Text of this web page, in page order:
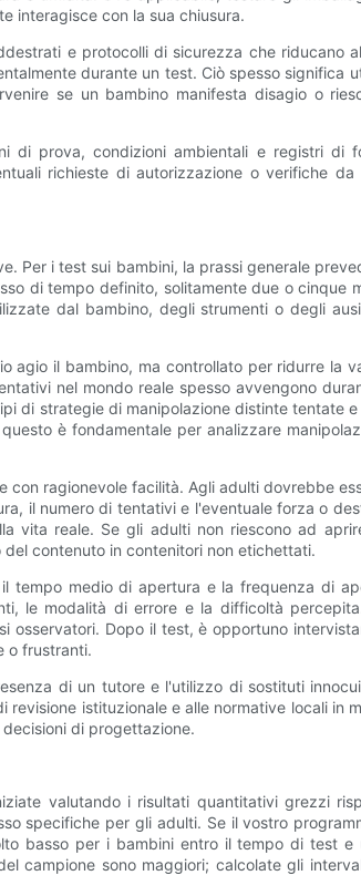
interagisce con la sua chiusura.
e protocolli di sicurezza che riducano
durante un test. Ciò spesso significa
se un bambino manifesta disagio o
di prova, condizioni ambientali e registri di
richieste di autorizzazione o verifiche
Per i test sui bambini, la prassi generale
di tempo definito, solitamente due o cinque
dal bambino, degli strumenti o degli
agio il bambino, ma controllato per ridurre la
nel mondo reale spesso avvengono
di strategie di manipolazione distinte tentate
è fondamentale per analizzare
ragionevole facilità. Agli adulti dovrebbe
il numero di tentativi e l'eventuale forza o
vita reale. Se gli adulti non riescono ad
contenuto in contenitori non etichettati.
tempo medio di apertura e la frequenza di
le modalità di errore e la difficoltà
osservatori. Dopo il test, è opportuno
o frustranti.
di un tutore e l'utilizzo di sostituti
istituzionale e alle normative locali in
di progettazione.
valutando i risultati quantitativi grezzi
specifiche per gli adulti. Se il vostro
basso per i bambini entro il tempo di test
campione sono maggiori; calcolate gli